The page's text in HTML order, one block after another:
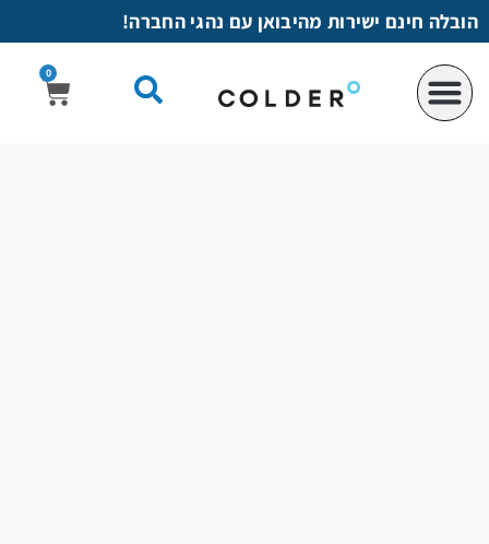
לתוכן
הובלה חינם ישירות מהיבואן עם נהגי החברה!
0